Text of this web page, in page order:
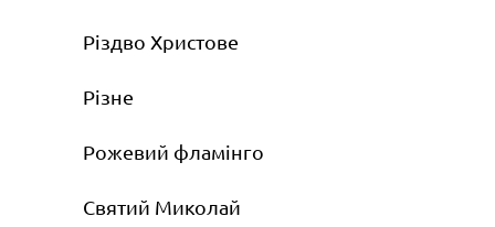
Різдво Христове
Різне
Рожевий фламінго
Святий Миколай